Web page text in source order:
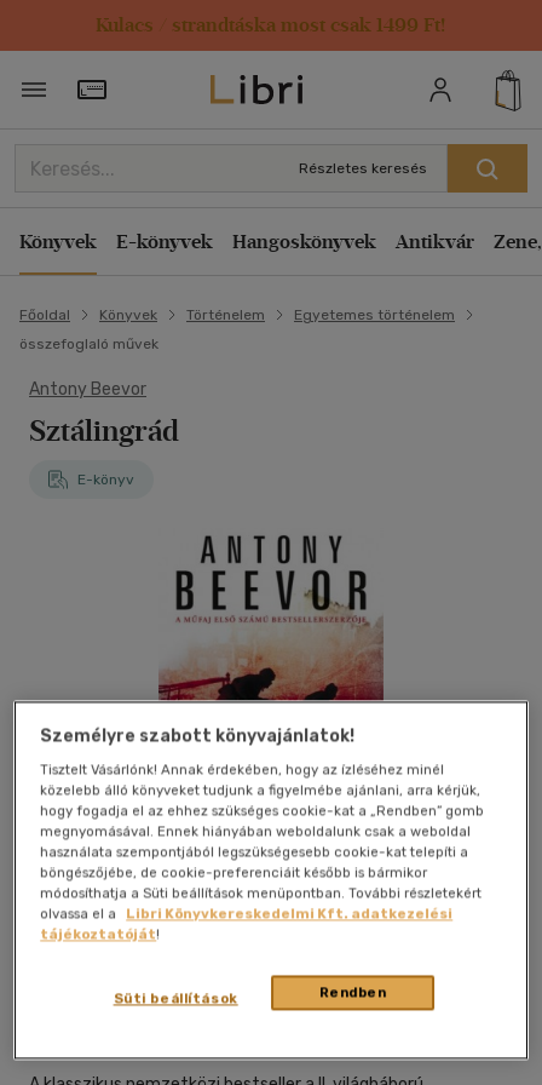
Kulacs / strandtáska most csak 1499 Ft!
Törzsvásárlói Kártya adatai
Részletes keresés
Könyvek E-könyvek Hangoskönyvek Antikvár
Főoldal Könyvek Történelem
Egyetemes történelem
összefoglaló művek
Antony Beevor
Sztálingrád
E-könyv
Beleolvasok
Személyre szabott könyvajánlatok!
Tisztelt Vásárlónk! Annak érdekében, hogy az ízléséhez minél
közelebb álló könyveket tudjunk a figyelmébe ajánlani, arra kérjük,
hogy fogadja el az ehhez szükséges cookie-kat a „Rendben” gomb
megnyomásával. Ennek hiányában weboldalunk csak a weboldal
használata szempontjából legszükségesebb cookie-kat telepíti a
böngészőjébe, de cookie-preferenciáit később is bármikor
módosíthatja a Süti beállítások menüpontban. További részletekért
olvassa el a
Libri Könyvkereskedelmi Kft. adatkezelési
tájékoztatóját!
Rendben
Süti beállítások